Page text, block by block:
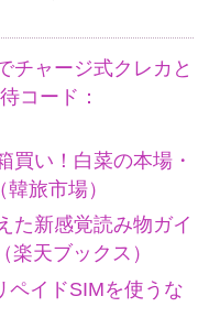
チャージ式クレカと
コード：
買い！白菜の本場・
旅市場）
た新感覚読み物ガイ
楽天ブックス）
ペイドSIMを使うな